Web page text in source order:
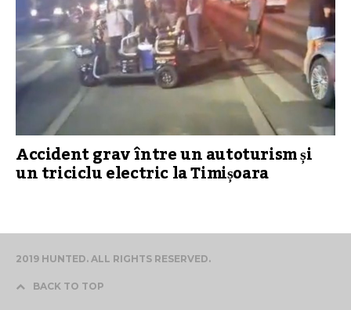
Accident grav între un autoturism și
un triciclu electric la Timișoara
2019 HUNTED. ALL RIGHTS RESERVED.
BACK TO TOP